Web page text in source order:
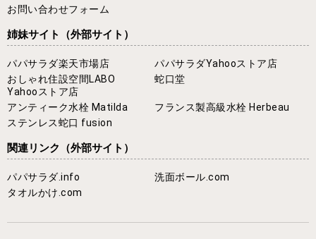
お問い合わせフォーム
姉妹サイト （外部サイト）
パパサラダ楽天市場店
パパサラダYahooストア店
おしゃれ住設空間LABO
Yahooストア店
蛇口堂
アンティーク水栓 Matilda
フランス製高級水栓 Herbeau
ステンレス蛇口 fusion
関連リンク （外部サイト）
パパサラダ.info
洗面ボール.com
タオルかけ.com